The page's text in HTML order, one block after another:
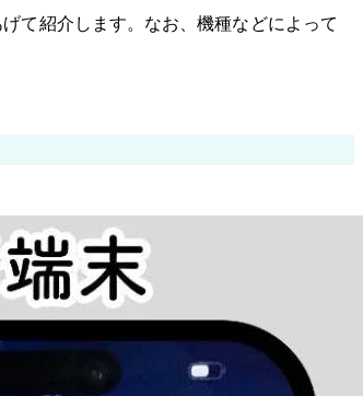
て紹介します。なお、機種などによって